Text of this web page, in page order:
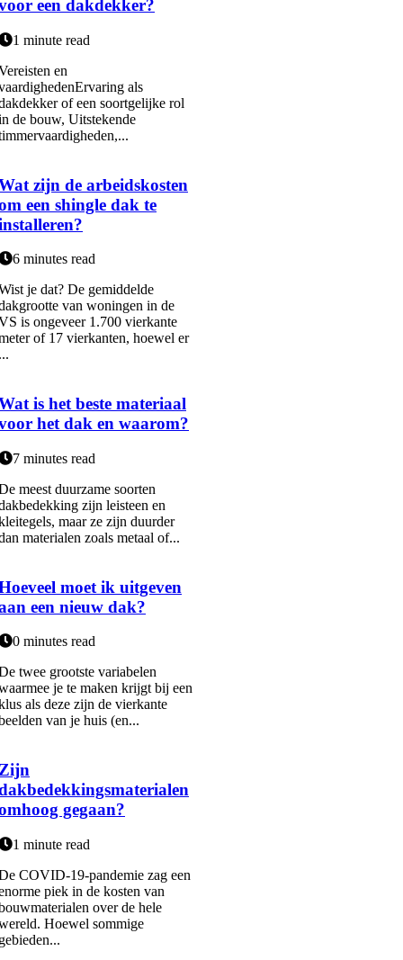
een dakdekker?
1 minute read
en
als
of een soortgelijke rol
de bouw, Uitstekende
zijn de arbeidskosten
een shingle dak te
6 minutes read
je dat? De gemiddelde
van woningen in de
is ongeveer 1.700 vierkante
of 17 vierkanten, hoewel er
is het beste materiaal
het dak en waarom?
7 minutes read
meest duurzame soorten
zijn leisteen en
maar ze zijn duurder
materialen zoals metaal of...
moet ik uitgeven
een nieuw dak?
0 minutes read
twee grootste variabelen
je te maken krijgt bij een
als deze zijn de vierkante
van je huis (en...
gegaan?
1 minute read
COVID-19-pandemie zag een
piek in de kosten van
over de hele
Hoewel sommige